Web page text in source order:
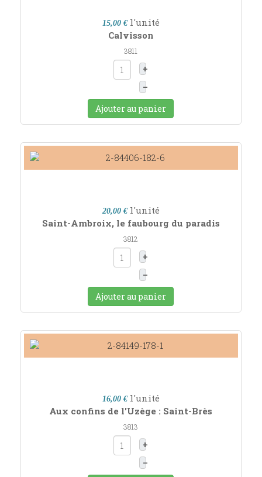
15,00 € l'unité
Calvisson
3811
+
–
Ajouter au panier
20,00 € l'unité
Saint-Ambroix, le faubourg du paradis
3812
+
–
Ajouter au panier
16,00 € l'unité
Aux confins de l'Uzège : Saint-Brès
3813
+
–